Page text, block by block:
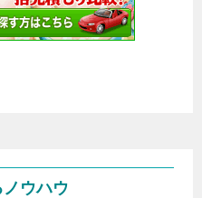
ウハウ